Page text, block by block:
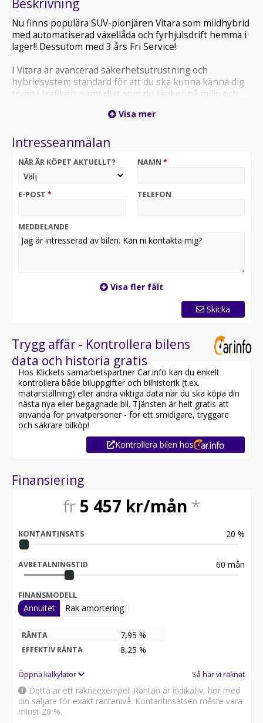
Beskrivning
Nu finns populära SUV-pionjären Vitara som mildhybrid
med automatiserad växellåda och fyrhjulsdrift hemma i
lager!! Dessutom med 3 års Fri Service!
I Vitara är avancerad säkerhetsutrustning och
hybridsystem standard för att du ska kunna känna dig
trygg i trafiken, samtidigt som du tänker på miljö och
Privatleasing räknat på 36 månader där total körsträcka
Bjurkell bil
Suzuki vitara
yaris cross
toyota
hybrid
Visa mer
Intresseanmälan
NÄR ÄR KÖPET AKTUELLT? NAMN *
E-POST * TELEFON
MEDDELANDE
Visa fler fält
Skicka
Trygg affär - Kontrollera bilens
data och historia gratis
Hos Klickets samarbetspartner Car.info kan du enkelt
kontrollera både biluppgifter och bilhistorik (t.ex.
mätarställning) eller andra viktiga data när du ska köpa din
nästa nya eller begagnade bil. Tjänsten är helt gratis att
använda för privatpersoner - för ett smidigare, tryggare
och säkrare bilköp!
Kontrollera bilen hos
Finansiering
fr 5 457 kr/mån *
KONTANTINSATS 20 %
AVBETALNINGSTID 60 mån
FINANSMODELL
Annuitet Rak amortering
RÄNTA 7,95 %
EFFEKTIV RÄNTA 8,25 %
Öppna kalkylator Så har vi räknat
Detta är ett räkneexempel. Räntan är indikativ, hör med
din säljare för exakt räntenivå. Kontantinsatsen måste vara
minst 20 %.